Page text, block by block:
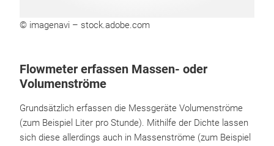
© imagenavi – stock.adobe.com
Flowmeter erfassen Massen- oder
Volumenströme
Grundsätzlich erfassen die Messgeräte Volumenströme
(zum Beispiel Liter pro Stunde). Mithilfe der Dichte lassen
sich diese allerdings auch in Massenströme (zum Beispiel